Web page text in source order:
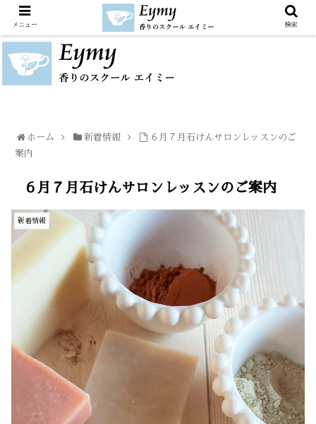
ホーム 新着情報
６月７月石けんサロンレッスンのご
案内
６月７月石けんサロンレッスンのご案内
新着情報
メニュー 検索